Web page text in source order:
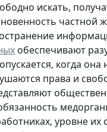
искать,
частной
обеспечивают
когда
права и
уровне